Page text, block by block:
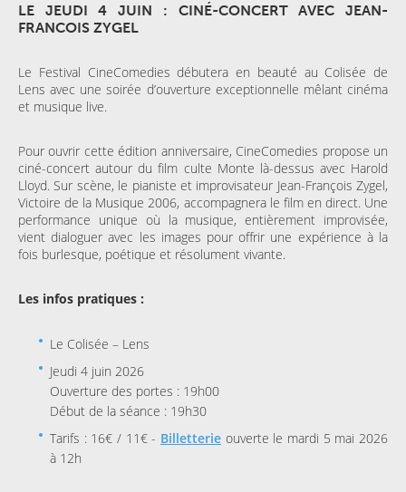
LE JEUDI 4 JUIN : CINÉ-CONCERT AVEC JEAN-
FRANCOIS ZYGEL
Le Festival CineComedies débutera en beauté au Colisée de
Lens avec une soirée d’ouverture exceptionnelle mêlant cinéma
et musique live.
Pour ouvrir cette édition anniversaire, CineComedies propose un
ciné-concert autour du film culte Monte là-dessus avec Harold
Lloyd. Sur scène, le pianiste et improvisateur Jean-François Zygel,
Victoire de la Musique 2006, accompagnera le film en direct. Une
performance unique où la musique, entièrement improvisée,
vient dialoguer avec les images pour offrir une expérience à la
fois burlesque, poétique et résolument vivante.
Les infos pratiques :
Le Colisée – Lens
Jeudi 4 juin 2026
Ouverture des portes : 19h00
Début de la séance : 19h30
Tarifs : 16€ / 11€ - Billetterie ouverte le mardi 5 mai 2026
à 12h